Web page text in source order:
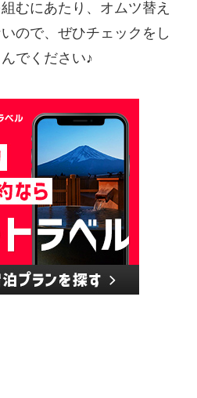
むにあたり、オムツ替え
ので、ぜひチェックをし
でください♪